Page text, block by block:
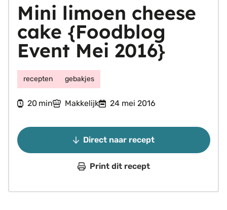
Mini limoen cheese
cake {Foodblog
Event Mei 2016}
recepten gebakjes
20minuten
min Makkelijk 24 mei 2016
Direct naar recept
Print dit recept